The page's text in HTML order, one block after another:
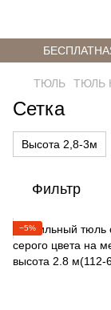
ТЮЛЬ ТЮЛЬ
Сетка
Высота 2,8-3м
Фильтр
−5%